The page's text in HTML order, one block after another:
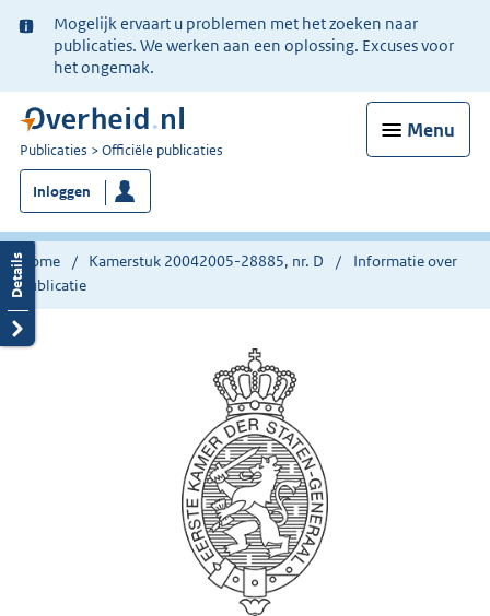
Ter
informatie:
Mogelijk ervaart u problemen met het zoeken naar
publicaties. We werken aan een oplossing. Excuses voor
het ongemak.
Menu
U
bent
nu
hier:
Publicaties Officiële publicaties
Inloggen
Home Kamerstuk 20042005-28885, nr. D
Informatie over
publicatie